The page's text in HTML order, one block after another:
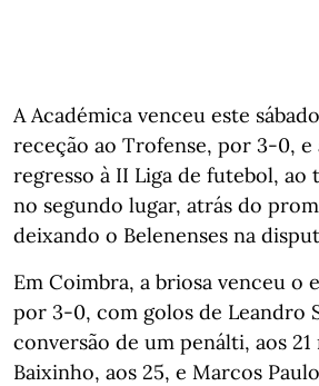
A Académica venceu este
receção ao Trofense, por 3-0, e
regresso à II Liga de futebol, ao
no segundo lugar, atrás do
deixando o Belenenses na
Em Coimbra, a briosa venceu o
por 3-0, com golos de Leandro
conversão de um penálti, aos
Baixinho, aos 25, e Marcos